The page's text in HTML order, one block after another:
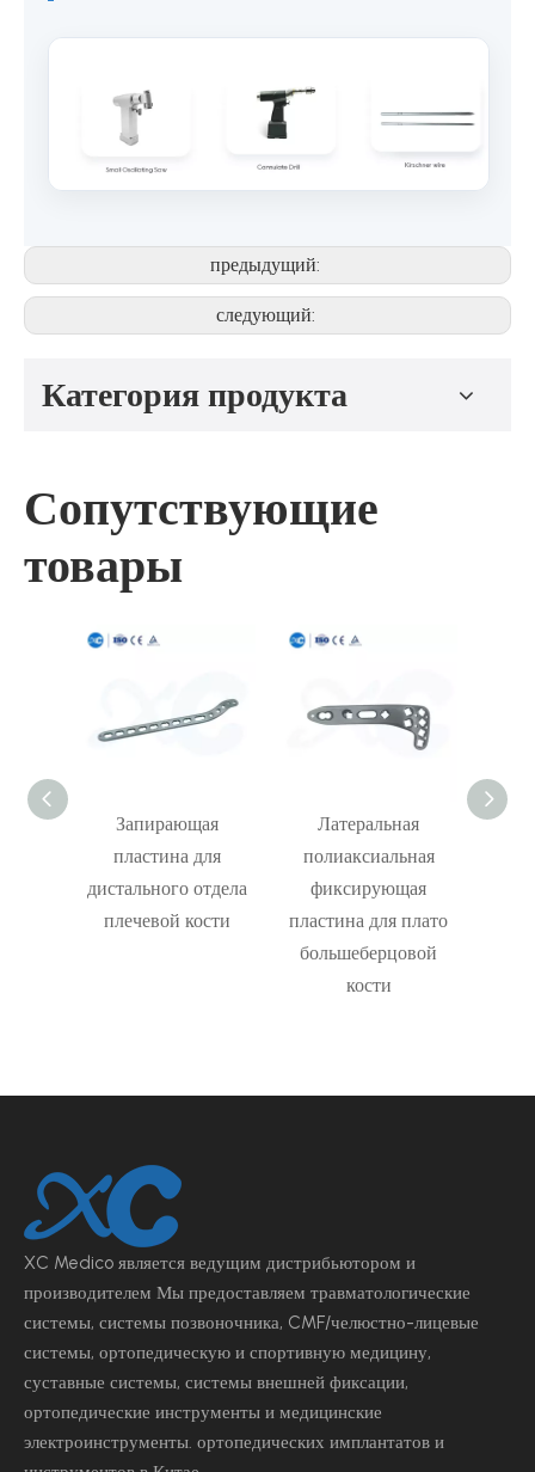
предыдущий:
следующий:
Категория продукта
Сопутствующие
товары
Запирающая
пластина для
дистального отдела
плечевой кости
Латеральная
полиаксиальная
фиксирующая
пластина для плато
большеберцовой
кости
XC Medico является ведущим дистрибьютором и
производителем Мы предоставляем травматологические
системы, системы позвоночника, CMF/челюстно-лицевые
системы, ортопедическую и спортивную медицину,
суставные системы, системы внешней фиксации,
ортопедические инструменты и медицинские
электроинструменты. ортопедических имплантатов и